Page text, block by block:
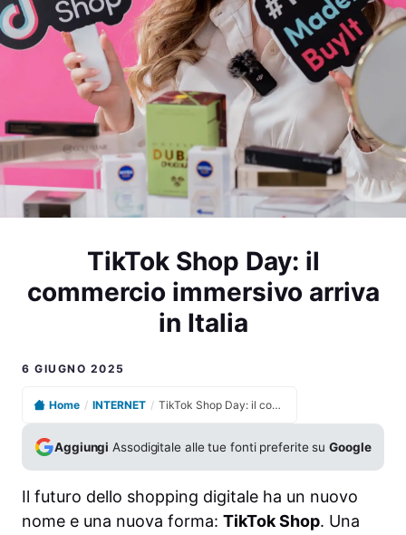
TikTok Shop Day: il
commercio immersivo arriva
in Italia
6 GIUGNO 2025
Home / INTERNET / TikTok Shop Day: il commercio immersivo arriva in Italia
Aggiungi Assodigitale alle tue fonti preferite suGoogle
Il futuro dello shopping digitale ha un nuovo
nome e una nuova forma: TikTok Shop. Una